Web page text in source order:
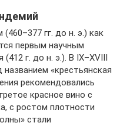
гг. до н. э.) как
первым научным
г. до н. э.). В IX–XVIII
названием «крестьянская
рекомендовались
красное вино с
с ростом плотности
стали